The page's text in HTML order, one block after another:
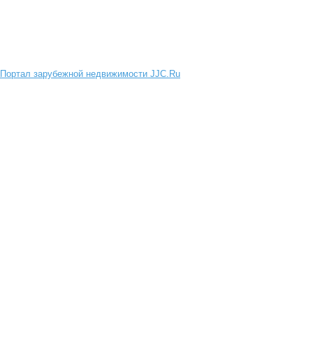
Портал зарубежной недвижимости JJC.Ru